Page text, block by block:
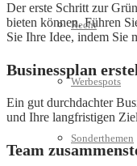
Recht
Werbespots
Sonderthemen
Der erste Schritt zur
bieten können. Führen
Sie Ihre Idee, indem Sie
Businessplan
Ein gut durchdachter
und Ihre langfristigen
Team